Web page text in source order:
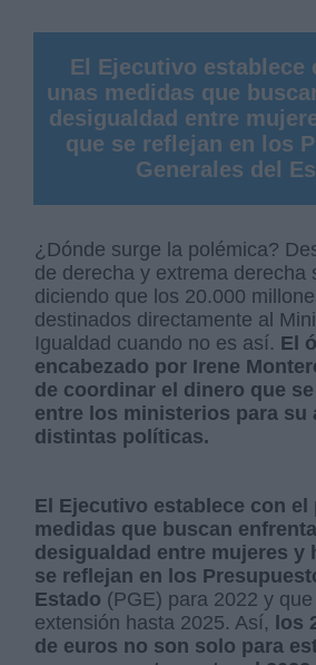
El Ejecutivo establece
unas medidas que
desigualdad entre
que se reflejan en los
Generales del
¿Dónde surge la polémica?
de derecha y extrema derecha
diciendo que los 20.000
destinados directamente al
Igualdad cuando no es así. El
encabezado por Irene
de coordinar el dinero que
entre los ministerios para su
distintas políticas.
El Ejecutivo establece con el
medidas que buscan
desigualdad entre mujeres y
se reflejan en los
Estado (PGE) para 2022 y
extensión hasta 2025. Así,
los
de euros no son solo para